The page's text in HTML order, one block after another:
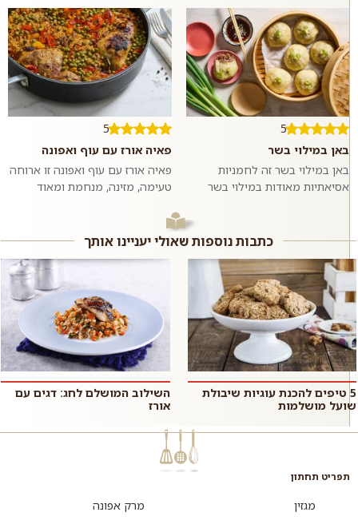
5
באן במילוי בשר
באן במילוי בשר זה לחמניות
אסיאתיות מאודות במילוי בשר
אם רוצים,...
5
פאיה אורז עם עוף ואפונה
פאיה אורז עם עוף ואפונה זו ארוחה
טעימה, מזינה, מנחמת ומאוד
סיר אחד ומגישים לארוחת ערב
רגיל...
כתבות נוספות שאולי יעניינו אותך
5 טיפים להכנת עוגיות שיבולת
שועל מושלמות
השילוב המושלם לחג: דגים עם
אורז
תפריט תחתון
מגזין
מרק אפונה